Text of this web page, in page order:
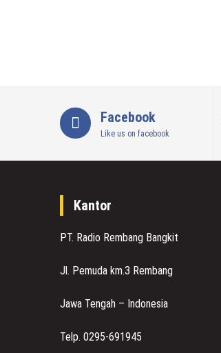
Facebook
Like us on facebook
Kantor
PT. Radio Rembang Bangkit
Jl. Pemuda km.3 Rembang
Jawa Tengah – Indonesia
Telp. 0295-691945